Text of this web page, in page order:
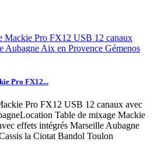
Pro FX12...
Pro FX12 USB 12 canaux avec
Table de mixage Mackie
effets intégrés Marseille Aubagne
la Ciotat Bandol Toulon